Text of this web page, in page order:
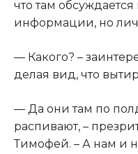
что там
информации, но
— Какого? –
делая вид, что
— Да они там по
распивают, –
Тимофей. – А нам и